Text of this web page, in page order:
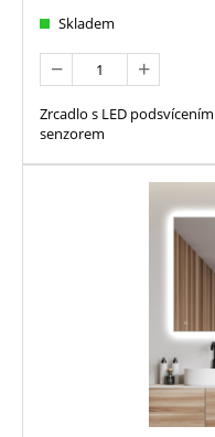
Skladem
Zrcadlo s LED
senzorem